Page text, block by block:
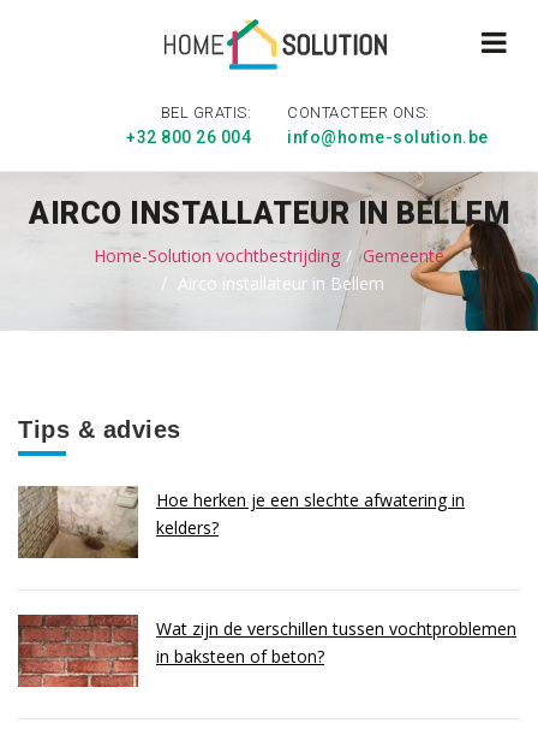
BEL GRATIS:
+32 800 26 004
CONTACTEER ONS:
info@home-solution.be
AIRCO INSTALLATEUR IN BELLEM
Home-Solution vochtbestrijding
Gemeente
Airco installateur in Bellem
Tips & advies
Hoe herken je een slechte afwatering in
kelders?
Wat zijn de verschillen tussen vochtproblemen
in baksteen of beton?